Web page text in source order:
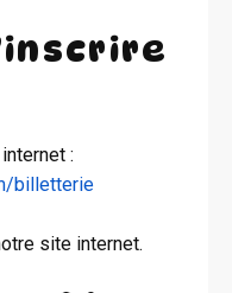
:
billetterie
site internet.